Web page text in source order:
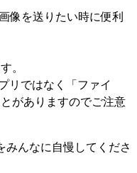
像を送りたい時に便利
。
リではなく「ファイ
がありますのでご注意
みんなに自慢してくださ